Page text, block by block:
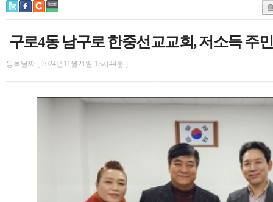
구로4동 남구로 한중선교교회, 저소득 주
등록날짜 [ 2024년11월21일 13시44분 ]